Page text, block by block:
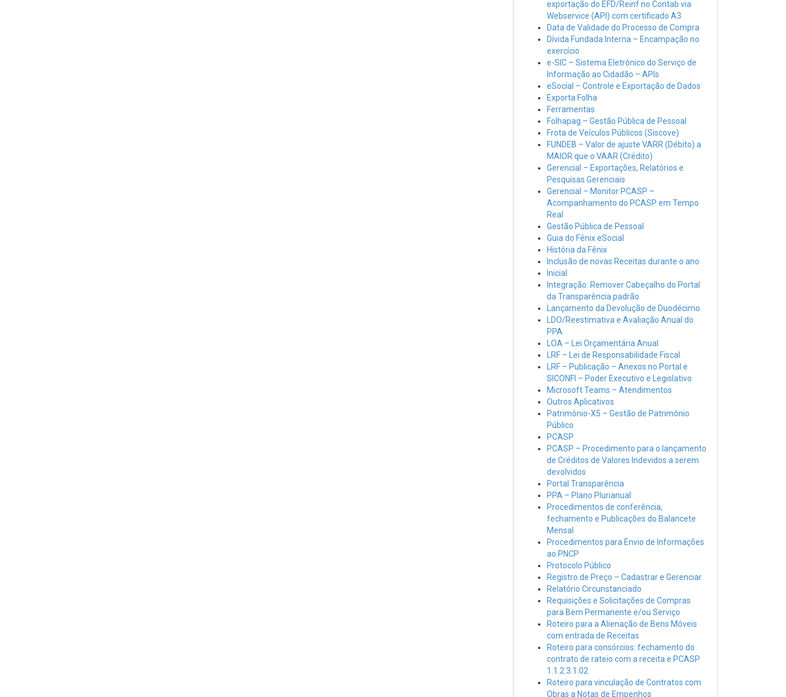
exportação do EFD/Reinf no Contab via
Webservice (API) com certificado A3
Data de Validade do Processo de Compra
Dívida Fundada Interna – Encampação no
exercício
e-SIC – Sistema Eletrônico do Serviço de
Informação ao Cidadão – APIs
eSocial – Controle e Exportação de Dados
Exporta Folha
Ferramentas
Folhapag – Gestão Pública de Pessoal
Frota de Veículos Públicos (Siscove)
FUNDEB – Valor de ajuste VARR (Débito) a
MAIOR que o VAAR (Crédito)
Gerencial – Exportações, Relatórios e
Pesquisas Gerenciais
Gerencial – Monitor PCASP –
Acompanhamento do PCASP em Tempo
Real
Gestão Pública de Pessoal
Guia do Fênix eSocial
História da Fênix
Inclusão de novas Receitas durante o ano
Inicial
Integração: Remover Cabeçalho do Portal
da Transparência padrão
Lançamento da Devolução de Duodécimo
LDO/Reestimativa e Avaliação Anual do
PPA
LOA – Lei Orçamentária Anual
LRF – Lei de Responsabilidade Fiscal
LRF – Publicação – Anexos no Portal e
SICONFI – Poder Executivo e Legislativo
Microsoft Teams – Atendimentos
Outros Aplicativos
Patrimônio-X5 – Gestão de Patrimônio
Público
PCASP
PCASP – Procedimento para o lançamento
de Créditos de Valores Indevidos a serem
devolvidos
Portal Transparência
PPA – Plano Plurianual
Procedimentos de conferência,
fechamento e Publicações do Balancete
Mensal
Procedimentos para Envio de Informações
ao PNCP
Protocolo Público
Registro de Preço – Cadastrar e Gerenciar
Relatório Circunstanciado
Requisições e Solicitações de Compras
para Bem Permanente e/ou Serviço
Roteiro para a Alienação de Bens Móveis
com entrada de Receitas
Roteiro para consórcios: fechamento do
contrato de rateio com a receita e PCASP
1.1.2.3.1.02
Roteiro para vinculação de Contratos com
Obras a Notas de Empenhos